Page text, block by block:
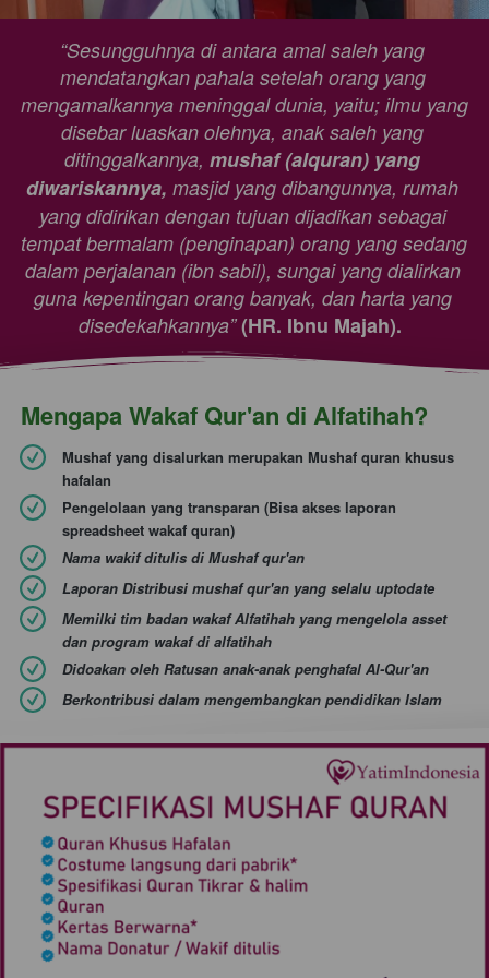
“Sesungguhnya di antara amal saleh yang
mendatangkan pahala setelah orang yang
mengamalkannya meninggal dunia, yaitu; ilmu yang
disebar luaskan olehnya, anak saleh yang
ditinggalkannya, mushaf (alquran) yang
diwariskannya, masjid yang dibangunnya, rumah
yang didirikan dengan tujuan dijadikan sebagai
tempat bermalam (penginapan) orang yang sedang
dalam perjalanan (ibn sabil), sungai yang dialirkan
guna kepentingan orang banyak, dan harta yang
disedekahkannya” (HR. Ibnu Majah).
Mengapa Wakaf Qur'an di Alfatihah?
Mushaf yang disalurkan merupakan Mushaf quran khusus
hafalan
Pengelolaan yang transparan (Bisa akses laporan
spreadsheet wakaf quran)
Nama wakif ditulis di Mushaf qur'an
Laporan Distribusi mushaf qur'an yang selalu uptodate
Memilki tim badan wakaf Alfatihah yang mengelola asset
dan program wakaf di alfatihah
Didoakan oleh Ratusan anak-anak penghafal Al-Qur'an
Berkontribusi dalam mengembangkan pendidikan Islam